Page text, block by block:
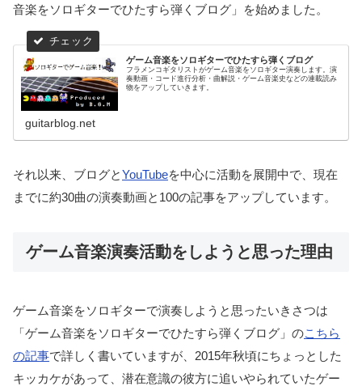
音楽をソロギターでひたすら弾くブログ」を始めました。
ゲーム音楽をソロギターでひたすら弾くブログ
フラメンコギタリストがゲーム音楽をソロギター演奏します。演
奏動画・コード進行分析・曲解説・ゲーム音楽史などの連載読み
物をアップしていきます。
guitarblog.net
それ以来、ブログとYouTubeを中心に活動を展開中で、現在
までに約30曲の演奏動画と100の記事をアップしています。
ゲーム音楽演奏活動をしようと思った理由
ゲーム音楽をソロギターで演奏しようと思ったいきさつは
「ゲーム音楽をソロギターでひたすら弾くブログ」のこちら
の記事で詳しく書いていますが、2015年秋頃にちょっとした
キッカケがあって、潜在意識の彼方に追いやられていたゲー